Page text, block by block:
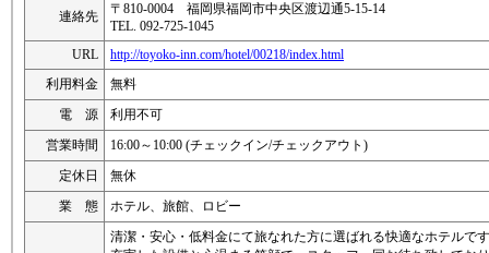
連絡先
〒810-0004 福岡県福岡市中央区渡辺通5-15-14
TEL. 092-725-1045
URL
http://toyoko-inn.com/hotel/00218/index.html
利用料金
無料
電 源
利用不可
営業時間
16:00～10:00 (チェックイン/チェックアウト)
定休日
無休
業 態
ホテル、旅館、ロビー
清潔・安心・低料金にて旅なれた方に選ばれる快適なホテルで